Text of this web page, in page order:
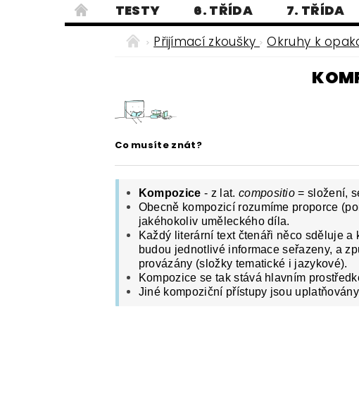
TESTY 6. TŘÍDA 7. TŘÍDA
PRAVOPIS
PRACOVNÍ LISTY
ČEŠTINA PRO UKRAJINCE - ЧЕСЬКА
ČESKÝ JAZYK PRO STŘEDNÍ ŠKOLY
O NAŠICH STRÁNKÁCH
Přijímací zkoušky Okruhy k
Co musíte znát?
Kompozice- z lat. compositio = složení,
Obecně kompozicí rozumíme proporce
jakéhokoliv uměleckého díla.
Každý literární text čtenáři něco sděluje
budou jednotlivé informace seřazeny, a
provázány (složky tematické i jazykové).
Kompozice se tak stává hlavním
Jiné kompoziční přístupy jsou